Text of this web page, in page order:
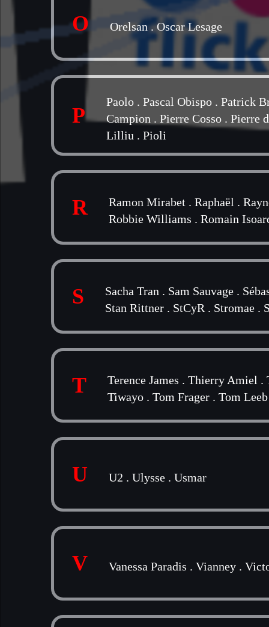
O Orelsan.Oscar Lesage
P
Paolo . Pascal Obispo . Patrick
Campion . Pierre Cosso . Pierre
Lilliu . Pioli
R Ramon Mirabet . Raphaël .
Robbie Williams . Romain
S Sacha Tran . Sam Sauvage .
Stan Rittner . StCyR . Stromae .
T Terence James . Thierry Amiel .
Tiwayo . Tom Frager . Tom Leeb
U U2 . Ulysse . Usmar
V Vanessa Paradis . Vianney .